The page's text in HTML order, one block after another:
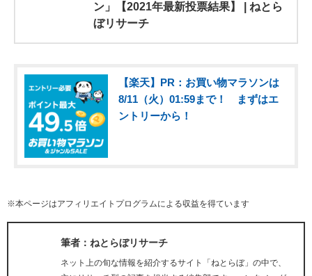
ン」【2021年最新投票結果】 | ねとら
ぼリサーチ
【楽天】PR：お買い物マラソンは
8/11（火）01:59まで！ まずはエ
ントリーから！
※本ページはアフィリエイトプログラムによる収益を得ています
筆者：ねとらぼリサーチ
ネット上の旬な情報を紹介するサイト「ねとらぼ」の中で、